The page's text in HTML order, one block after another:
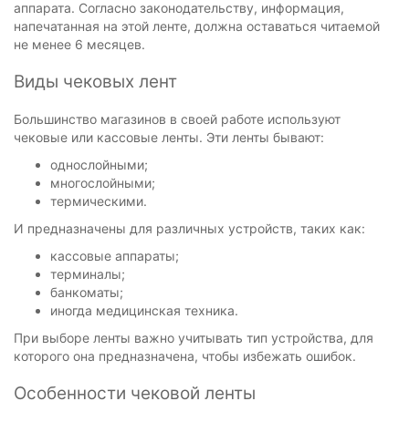
аппарата. Согласно законодательству, информация,
напечатанная на этой ленте, должна оставаться читаемой
не менее 6 месяцев.
Виды чековых лент
Большинство магазинов в своей работе используют
чековые или кассовые ленты. Эти ленты бывают:
однослойными;
многослойными;
термическими.
И предназначены для различных устройств, таких как:
кассовые аппараты;
терминалы;
банкоматы;
иногда медицинская техника.
При выборе ленты важно учитывать тип устройства, для
которого она предназначена, чтобы избежать ошибок.
Особенности чековой ленты